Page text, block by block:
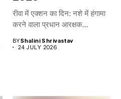
रीवा में एक्शन का दिन: नशे में हंगामा
करने वाला प्रधान आरक्षक...
BYShalini Shrivastav
24 JULY 2026